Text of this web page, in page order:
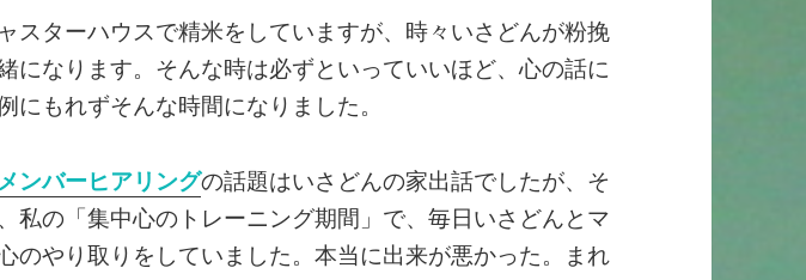
スターハウスで精米をしていますが、時々いさどんが粉挽
になります。そんな時は必ずといっていいほど、心の話に
にもれずそんな時間になりました。
ンバーヒアリングの話題はいさどんの家出話でしたが、そ
私の「集中心のトレーニング期間」で、毎日いさどんとマ
のやり取りをしていました。本当に出来が悪かった。まれ